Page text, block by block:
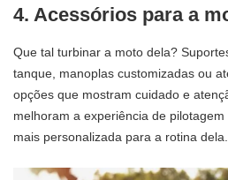
4. Acessórios para a
Que tal turbinar a moto dela?
tanque, manoplas customizadas ou
opções que mostram cuidado e
melhoram a experiência de
mais personalizada para a rotina dela.